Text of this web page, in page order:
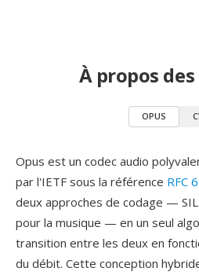
À propos
OPUS
Opus est un codec audio
par l'IETF sous la référence RFC
deux approches de codage —
pour la musique — en un seul
transition entre les deux en
du débit. Cette conception